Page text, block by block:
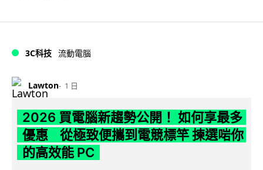
3C科技 流動電腦
Lawton 1 日
2026 買電腦新趨勢公開！ 如何享最多
優惠 從極致便攜到電競標竿 揀選啱你
的高效能 PC